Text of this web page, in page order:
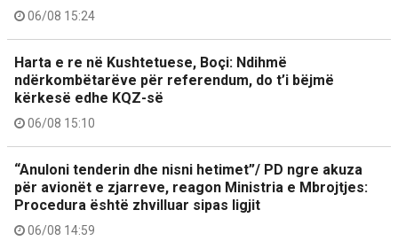
06/08 15:24
Harta e re në Kushtetuese, Boçi: Ndihmë
ndërkombëtarëve për referendum, do t’i bëjmë
kërkesë edhe KQZ-së
06/08 15:10
“Anuloni tenderin dhe nisni hetimet”/ PD ngre akuza
për avionët e zjarreve, reagon Ministria e Mbrojtjes:
Procedura është zhvilluar sipas ligjit
06/08 14:59